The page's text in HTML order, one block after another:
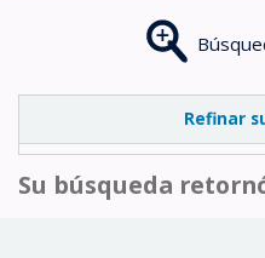
Refinar
Su búsqueda